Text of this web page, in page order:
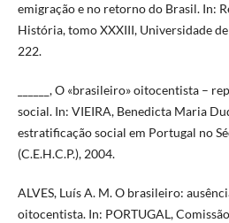
emigração e no retorno do Brasil. In:
História, tomo XXXIII, Universidade
222.
______, O «brasileiro» oitocentista –
social. In: VIEIRA, Benedicta Maria
estratificação social em Portugal no
(C.E.H.C.P.), 2004.
ALVES, Luís A. M. O brasileiro:
oitocentista. In: PORTUGAL,